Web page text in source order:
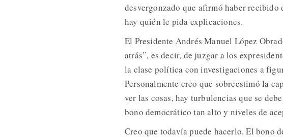
desvergonzado que afirmó haber
hay quién le pida explicaciones.
El Presidente Andrés Manuel López
atrás”, es decir, de juzgar a los
la clase política con investigaciones a
Personalmente creo que sobreestimó la
ver las cosas, hay turbulencias que se
bono democrático tan alto y niveles de
Creo que todavía puede hacerlo. El bono